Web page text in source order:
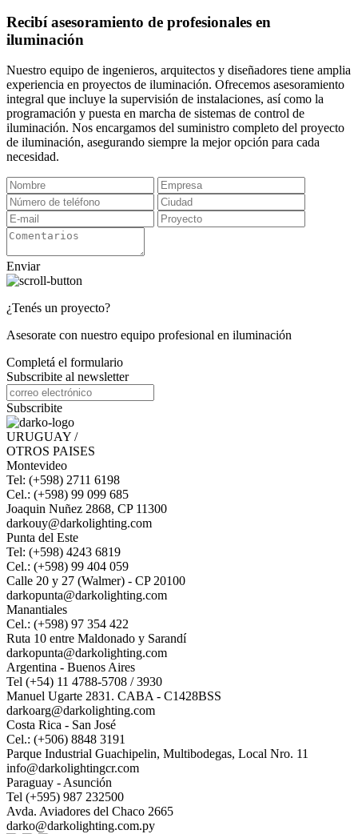
Recibí asesoramiento de profesionales en
iluminación
Nuestro equipo de ingenieros, arquitectos y diseñadores tiene amplia
experiencia en proyectos de iluminación. Ofrecemos asesoramiento
integral que incluye la supervisión de instalaciones, así como la
programación y puesta en marcha de sistemas de control de
iluminación. Nos encargamos del suministro completo del proyecto
de iluminación, asegurando siempre la mejor opción para cada
necesidad.
Enviar
¿Tenés un proyecto?
Asesorate con nuestro equipo profesional en iluminación
Completá el formulario
Subscribite al newsletter
Subscribite
URUGUAY /
OTROS PAISES
Montevideo
Tel: (+598) 2711 6198
Cel.: (+598) 99 099 685
Joaquin Nuñez 2868, CP 11300
darkouy@darkolighting.com
Punta del Este
Tel: (+598) 4243 6819
Cel.: (+598) 99 404 059
Calle 20 y 27 (Walmer) - CP 20100
darkopunta@darkolighting.com
Manantiales
Cel.: (+598) 97 354 422
Ruta 10 entre Maldonado y Sarandí
darkopunta@darkolighting.com
Argentina - Buenos Aires
Tel (+54) 11 4788-5708 / 3930
Manuel Ugarte 2831. CABA - C1428BSS
darkoarg@darkolighting.com
Costa Rica - San José
Cel.: (+506) 8848 3191
Parque Industrial Guachipelin, Multibodegas, Local Nro. 11
info@darkolightingcr.com
Paraguay - Asunción
Tel (+595) 987 232500
Avda. Aviadores del Chaco 2665
darko@darkolighting.com.py